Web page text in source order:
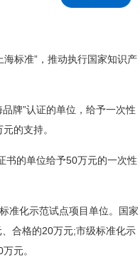
标准”，推动执行国家知识产
牌”认证的单位，给予一次性
的支持。
书的单位给予50万元的一次性
准化示范试点项目单位。国家
合格的20万元;市级标准化示
元。